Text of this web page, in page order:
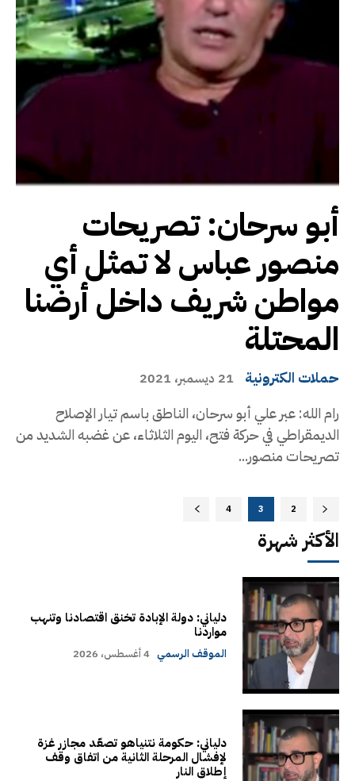
أبو سرحان: تصريحات
منصور عباس لا تمثل أي
مواطن شريف داخل أرضنا
المحتلة
حملات الكترونية 21 ديسمبر، 2021
رام الله: عبر علي أبو سرحان، الناطق باسم تيار الإصلاح
الديمقراطي في حركة فتح، اليوم الثلاثاء، عن غضبه الشديد من
تصريحات منصور...
2
3
4
الأكثر شهرة
دلياني: دولة الإبادة تخنق اقتصادنا وتنهب
مواردنا
الموقف الرسمي 4 أغسطس، 2026
دلياني: حكومة نتنياهو تصعّد مجازر غزة
لإفشال المرحلة الثانية من اتفاق وقف
إطلاق النار